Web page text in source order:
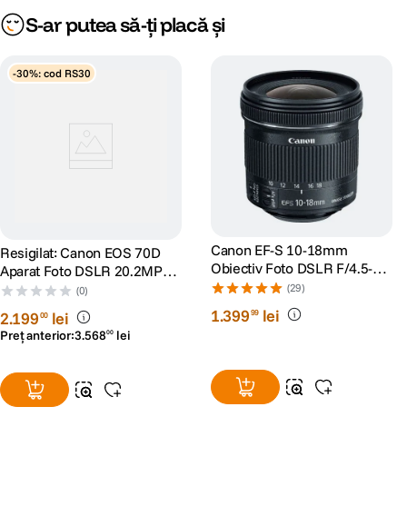
S-ar putea să-ți placă și
-30%: cod RS30
Resigilat: Canon EOS 70D
Aparat Foto DSLR 20.2MP
CMOS Body RS125006456-
(0)
2.19900 lei
Preț anterior:3.56800 lei
Canon EF-S 10-18mm
Obiectiv Foto DSLR F/4.5-5.6
IS STM
(29)
1.39999 lei